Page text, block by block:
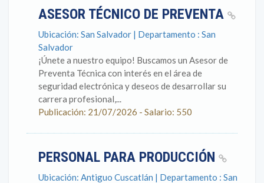
ASESOR TÉCNICO DE PREVENTA
Ubicación: San Salvador | Departamento : San
Salvador
¡Únete a nuestro equipo! Buscamos un Asesor de
Preventa Técnica con interés en el área de
seguridad electrónica y deseos de desarrollar su
carrera profesional,...
Publicación: 21/07/2026 - Salario: 550
PERSONAL PARA PRODUCCIÓN
Ubicación: Antiguo Cuscatlán | Departamento : San